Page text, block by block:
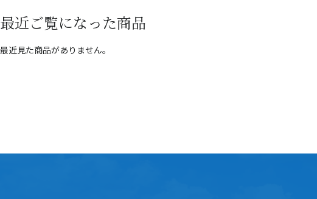
最近ご覧になった商品
最近見た商品がありません。